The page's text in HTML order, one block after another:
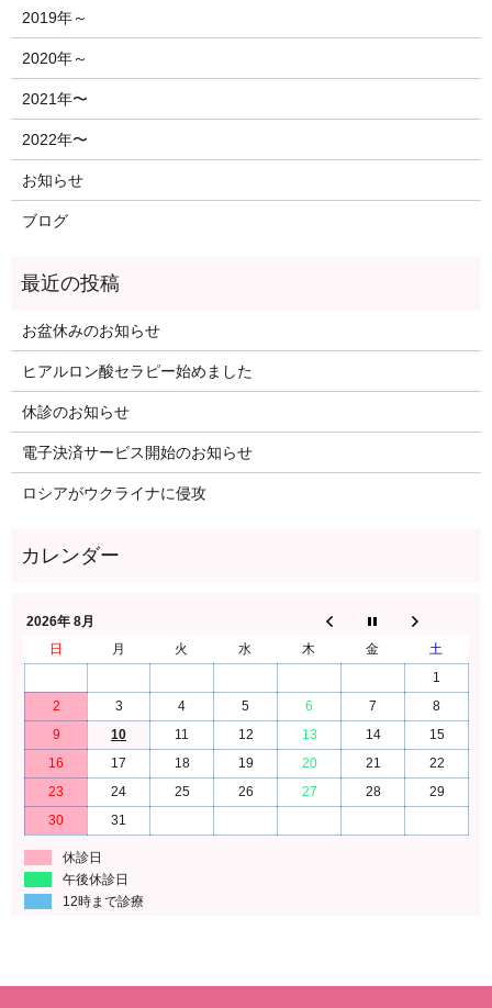
2019年～
2020年～
2021年〜
2022年〜
お知らせ
ブログ
お盆休みのお知らせ
ヒアルロン酸セラピー始めました
休診のお知らせ
電子決済サービス開始のお知らせ
ロシアがウクライナに侵攻
2026年 8月
日
月 火 水 木 金
土
1
2
3 4 5 6 7
8
9
10 11 12 13 14
15
16
17 18 19 20 21
22
23
24 25 26 27 28
29
30
31
休診日
午後休診日
12時まで診療